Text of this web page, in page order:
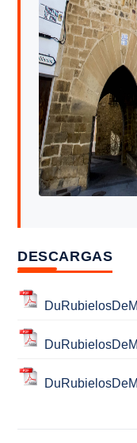
DESCARGAS